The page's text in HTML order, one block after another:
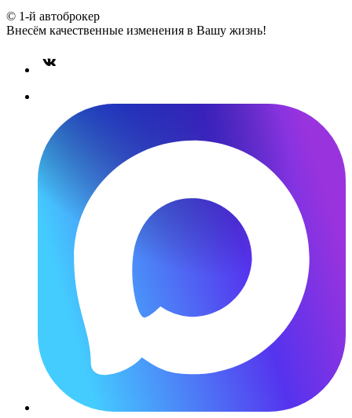
© 1-й автоброкер
Внесём качественные изменения в Вашу жизнь!